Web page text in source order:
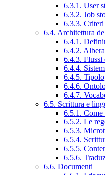
6.3.1. User
6.3.2. Job
6.3.3. Criteri
6.4. Architettura
6.4.1.
6.4.2.
6.4.3. Flussi
6.4.4.
6.4.5.
6.4.6.
6.4.7.
6.5. Scrittura e
6.5.1. Come
6.5.2. Le
6.5.3.
6.5.4.
6.5.5.
6.5.6.
6.6. Documenti